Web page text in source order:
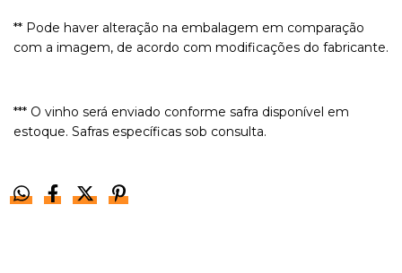
** Pode haver alteração na embalagem em comparação
com a imagem, de acordo com modificações do fabricante.
*** O vinho será enviado conforme safra disponível em
estoque. Safras específicas sob consulta.